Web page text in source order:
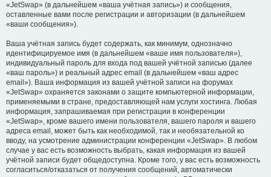
«JetSwap» (в дальнейшем «ваша учётная запись») и сообщения,
оставленные вами после регистрации и авторизации (в дальнейшем
«ваши сообщения»).
Ваша учётная запись будет содержать, как минимум, однозначно
идентифицируемое имя (в дальнейшем «ваше имя пользователя»),
индивидуальный пароль для входа под вашей учётной записью (далее
«ваш пароль») и реальный адрес email (в дальнейшем «ваш адрес
email»). Ваша информация из вашей учётной записи на форумах
«JetSwap» охраняется законами о защите компьютерной информации,
применяемыми в стране, предоставляющей нам услуги хостинга. Любая
информация, запрашиваемая при регистрации в конференции
«JetSwap», кроме вашего имени пользователя, вашего пароля и вашего
адреса email, может быть как необходимой, так и необязательной ко
вводу, на усмотрение администрации конференции «JetSwap». В любом
случае у вас есть возможность выбрать, какая информация из вашей
учётной записи будет общедоступна. Кроме того, у вас есть возможность
согласиться/отказаться от получения сообщений, автоматически